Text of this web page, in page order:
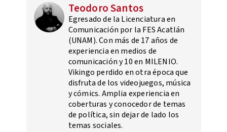
Teodoro Santos
Egresado de la Licenciatura en
Comunicación por la FES Acatlán
(UNAM). Con más de 17 años de
experiencia en medios de
comunicación y 10 en MILENIO.
Vikingo perdido en otra época que
disfruta de los videojuegos, música
y cómics. Amplia experiencia en
coberturas y conocedor de temas
de política, sin dejar de lado los
temas sociales.